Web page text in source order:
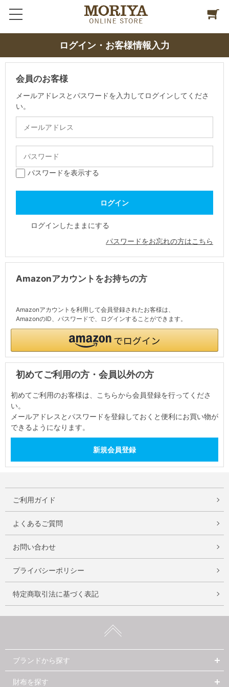
ログイン・お客様情報入力
会員のお客様
メールアドレスとパスワードを入力してログインしてくださ
い。
パスワードを表示する
ログインしたままにする
パスワードをお忘れの方はこちら
Amazonアカウントをお持ちの方
Amazonアカウントを利用して会員登録されたお客様は、
AmazonのID、パスワードで、ログインすることができます。
初めてご利用の方・会員以外の方
初めてご利用のお客様は、こちらから会員登録を行ってくださ
い。
メールアドレスとパスワードを登録しておくと便利にお買い物が
できるようになります。
ご利用ガイド
よくあるご質問
お問い合わせ
プライバシーポリシー
特定商取引法に基づく表記
ブランドから探す
財布を探す